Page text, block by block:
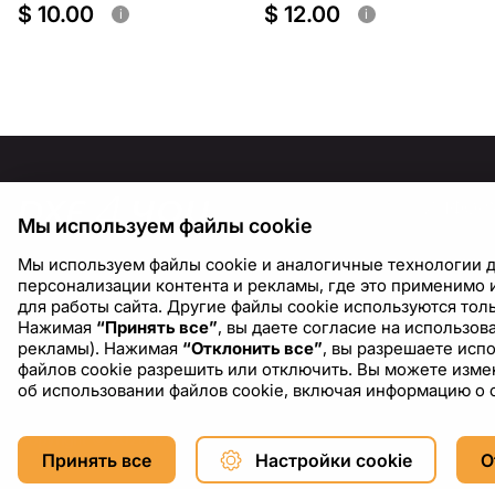
$ 10.00 i $ 12.00 i
Блог
Copyright © 2026 DXF4YOU.
Мы используем файлы cookie
Мы используем файлы cookie и аналогичные технологии
персонализации контента и рекламы, где это
для работы сайта. Другие файлы cookie используются
Нажимая “Принять все”, вы даете согласие на
рекламы). Нажимая “Отклонить все”, вы разрешаете
файлов cookie разрешить или отключить. Вы можете
об использовании файлов cookie, включая информацию о
Принять все Настройки cookie